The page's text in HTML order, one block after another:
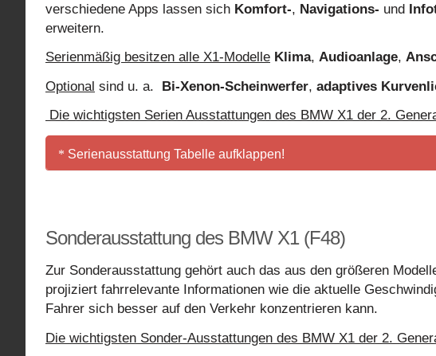
verschiedene Apps lassen sich Komfort-, Navigations- und
erweitern.
Serienmäßig besitzen alle X1-Modelle Klima, Audioanlage,
Optional sind u. a. Bi-Xenon-Scheinwerfer, adaptives
Die wichtigsten Serien Ausstattungen des BMW X1 der 2.
Serienausstattung Tabelle aufklappen!
Bergabfahrkontrolle (Hill Descent Control)
Zentralverriegelung und Crash-Sensor
Auto Start Stop Funktion
Klimaautomatik inkl. ECO PRO Modus
Sonderausstattung des BMW X1 (F48)
Zur Sonderausstattung gehört auch das aus den größeren
projiziert fahrrelevante Informationen wie die aktuelle
Fahrer sich besser auf den Verkehr konzentrieren kann.
Die wichtigsten Sonder-Ausstattungen des BMW X1 der 2.